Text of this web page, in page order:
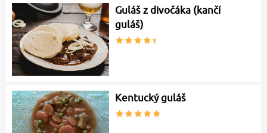
Guláš z divočáka (kančí
guláš)
Kentucký guláš